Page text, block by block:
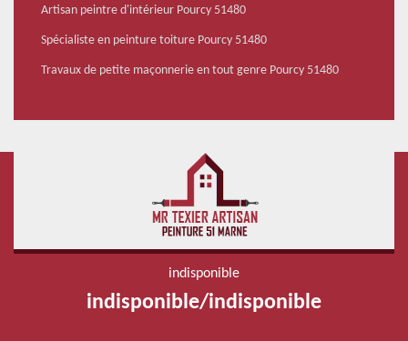
Artisan peintre d'intérieur Pourcy 51480
Spécialiste en peinture toiture Pourcy 51480
Travaux de petite maçonnerie en tout genre Pourcy 51480
indisponible
indisponible/indisponible